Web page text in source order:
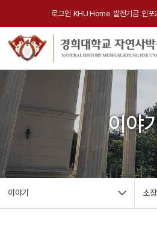
로그인 KHU Home 발전기금 인포
이야기
이야기 소